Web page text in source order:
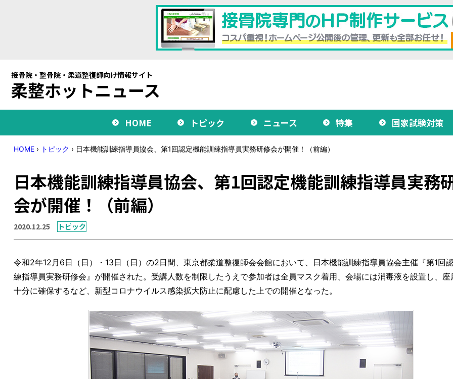
接骨院・整骨院・柔道整復師向け情報サイト
柔整ホットニュース
HOME トピック ニュース 特集 国家試験対策
HOME › トピック › 日本機能訓練指導員協会、第1回認定機能訓練指導員実務研修会が開催！（前編）
日本機能訓練指導員協会、第1回認定機能訓練指導員実務
会が開催！（前編）
2020.12.25 トピック
令和2年12月6日（日）・13日（日）の2日間、東京都柔道整復師会会館において、日本機能訓練指導員協会主催『第1回
練指導員実務研修会』が開催された。受講人数を制限したうえで参加者は全員マスク着用、会場には消毒液を設置し、座
十分に確保するなど、新型コロナウイルス感染拡大防止に配慮した上での開催となった。